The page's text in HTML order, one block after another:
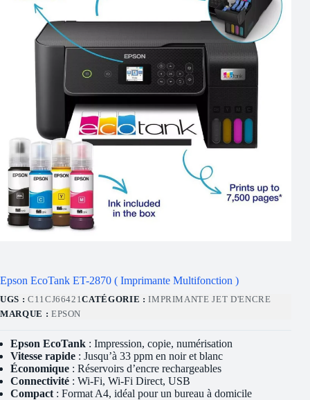
Epson EcoTank ET-2870 ( Imprimante Multifonction )
UGS : C11CJ66421CATÉGORIE :IMPRIMANTE JET D'ENCRE
MARQUE : EPSON
Epson EcoTank : Impression, copie, numérisation
Vitesse rapide : Jusqu’à 33 ppm en noir et blanc
Économique : Réservoirs d’encre rechargeables
Connectivité : Wi-Fi, Wi-Fi Direct, USB
Compact : Format A4, idéal pour un bureau à domicile